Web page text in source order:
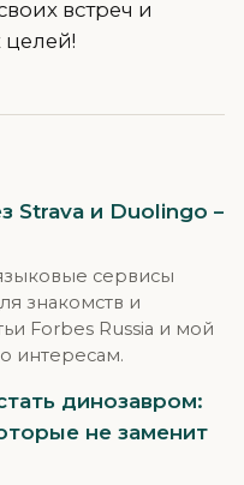
встреч и
Strava и Duolingo –
сервисы
знакомств и
Forbes Russia и мой
интересам.
динозавром:
не заменит